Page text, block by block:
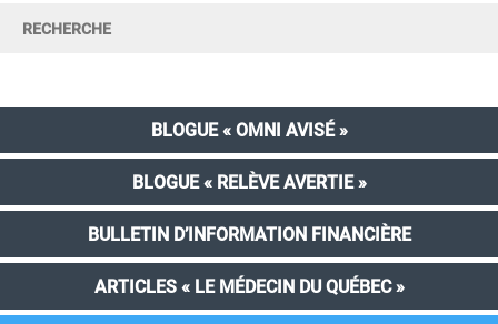
BLOGUE « OMNI AVISÉ »
BLOGUE « RELÈVE AVERTIE »
BULLETIN D’INFORMATION FINANCIÈRE
ARTICLES « LE MÉDECIN DU QUÉBEC »